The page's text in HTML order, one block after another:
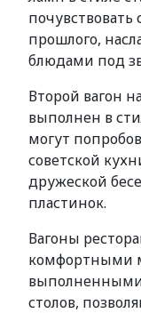
прошлого,
блюдами под
Второй вагон
выполнен в
могут
советской
дружеской
пластинок.
Вагоны
комфортными
выполненными
столов,